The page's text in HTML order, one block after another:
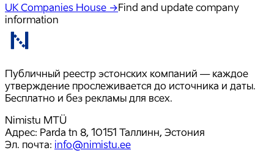
UK Companies House →Find and update company
information
Публичный реестр эстонских компаний — каждое
утверждение прослеживается до источника и даты.
Бесплатно и без рекламы для всех.
Nimistu MTÜ
Адрес: Parda tn 8, 10151 Таллинн, Эстония
Эл. почта: info@nimistu.ee